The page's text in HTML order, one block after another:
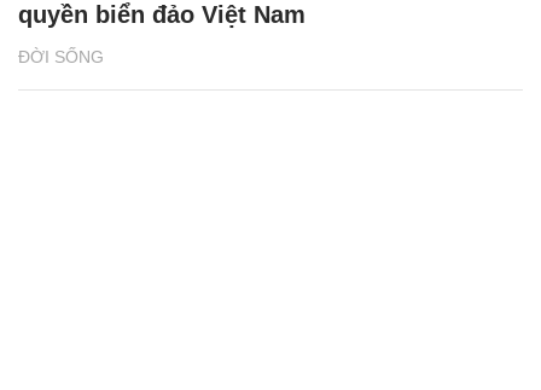
ĐỜI SỐNG
quyền biển đảo Việt Nam